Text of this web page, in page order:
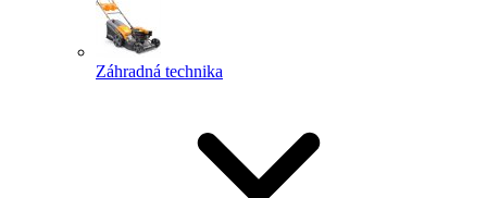
Záhradná technika